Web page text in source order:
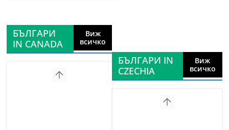
БЪЛГАРИ
IN CANADA
Виж
всичко
БЪЛГАРИ IN
CZECHIA
Виж
всичко